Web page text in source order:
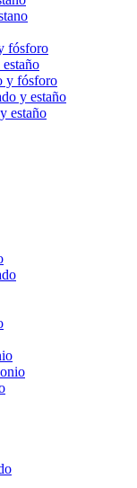
fósforo
y fósforo
y estaño
estaño